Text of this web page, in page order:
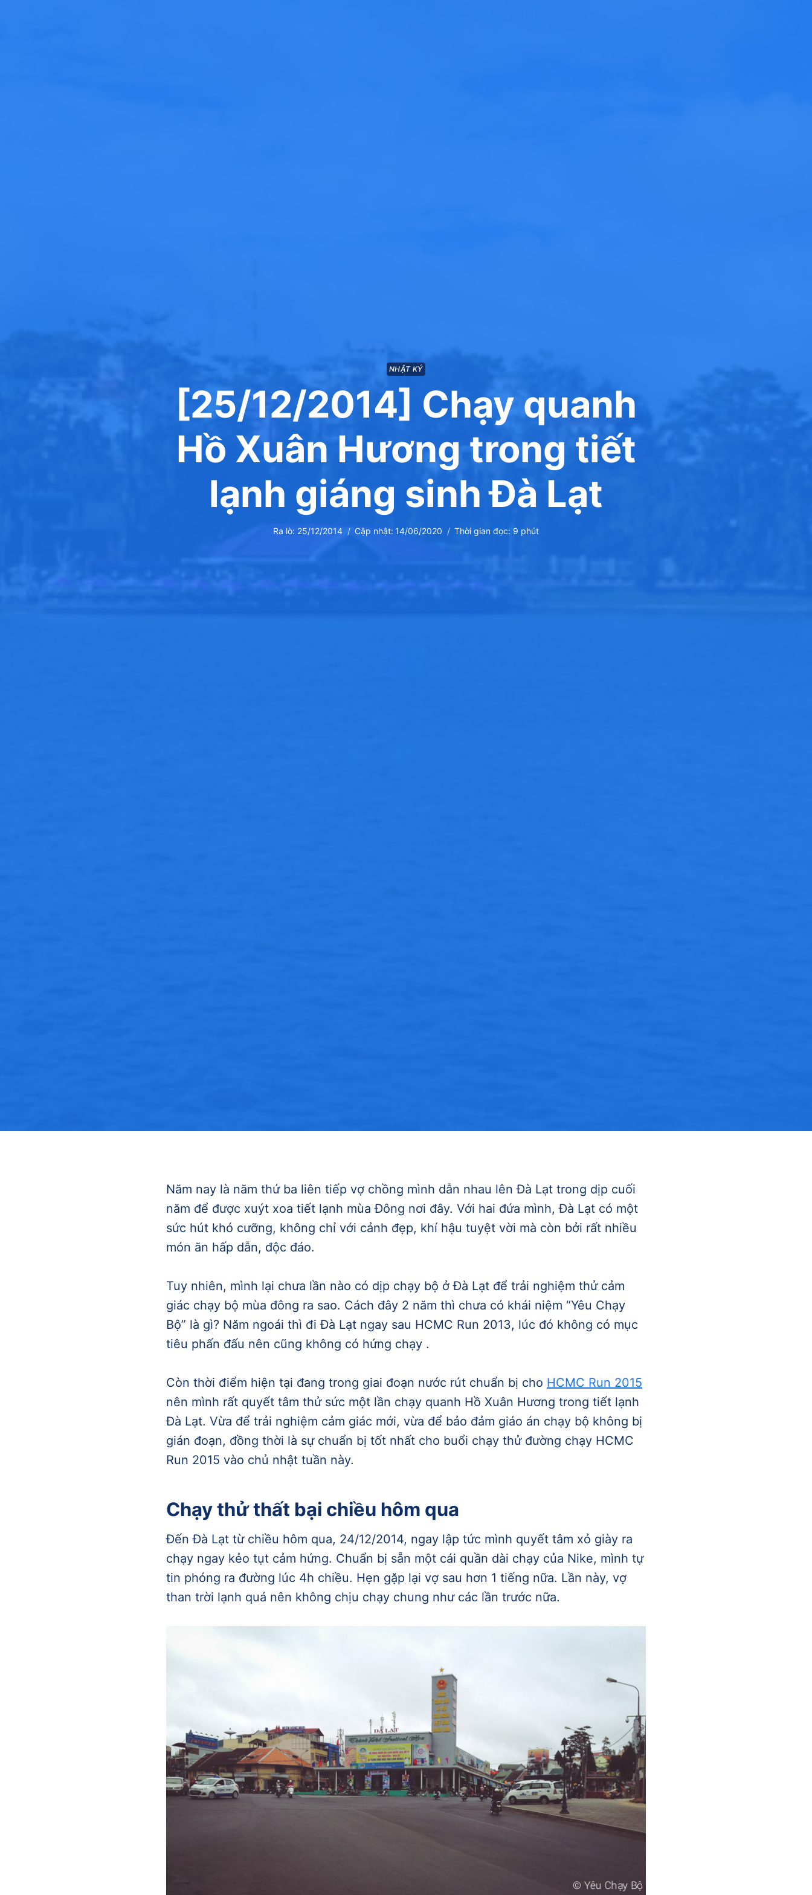
NHẬT KÝ
[25/12/2014] Chạy quanh
Hồ Xuân Hương trong tiết
lạnh giáng sinh Đà Lạt
Ra lò: 25/12/2014 Cập nhật: 14/06/2020 Thời gian đọc: 9 phút
Năm nay là năm thứ ba liên tiếp vợ chồng mình dẫn nhau lên Đà Lạt trong dịp cuối
năm để được xuýt xoa tiết lạnh mùa Đông nơi đây. Với hai đứa mình, Đà Lạt có một
sức hút khó cưỡng, không chỉ với cảnh đẹp, khí hậu tuyệt vời mà còn bởi rất nhiều
món ăn hấp dẫn, độc đáo.
Tuy nhiên, mình lại chưa lần nào có dịp chạy bộ ở Đà Lạt để trải nghiệm thử cảm
giác chạy bộ mùa đông ra sao. Cách đây 2 năm thì chưa có khái niệm “Yêu Chạy
Bộ” là gì? Năm ngoái thì đi Đà Lạt ngay sau HCMC Run 2013, lúc đó không có mục
tiêu phấn đấu nên cũng không có hứng chạy .
Còn thời điểm hiện tại đang trong giai đoạn nước rút chuẩn bị cho HCMC Run 2015
nên mình rất quyết tâm thử sức một lần chạy quanh Hồ Xuân Hương trong tiết lạnh
Đà Lạt. Vừa để trải nghiệm cảm giác mới, vừa để bảo đảm giáo án chạy bộ không bị
gián đoạn, đồng thời là sự chuẩn bị tốt nhất cho buổi chạy thử đường chạy HCMC
Run 2015 vào chủ nhật tuần này.
Chạy thử thất bại chiều hôm qua
Đến Đà Lạt từ chiều hôm qua, 24/12/2014, ngay lập tức mình quyết tâm xỏ giày ra
chạy ngay kẻo tụt cảm hứng. Chuẩn bị sẵn một cái quần dài chạy của Nike, mình tự
tin phóng ra đường lúc 4h chiều. Hẹn gặp lại vợ sau hơn 1 tiếng nữa. Lần này, vợ
than trời lạnh quá nên không chịu chạy chung như các lần trước nữa.